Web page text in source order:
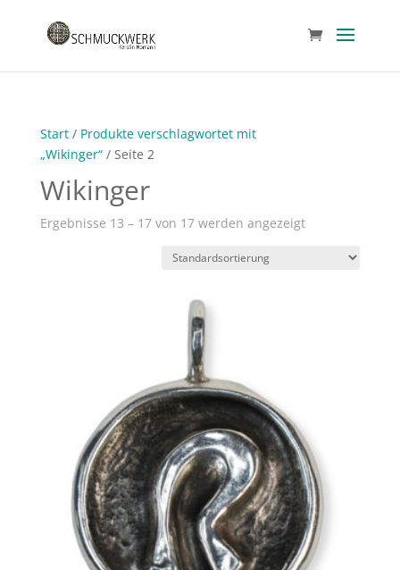
Start/ Produkte verschlagwortet mit
„Wikinger“/ Seite 2
Wikinger
Ergebnisse 13 – 17 von 17 werden angezeigt